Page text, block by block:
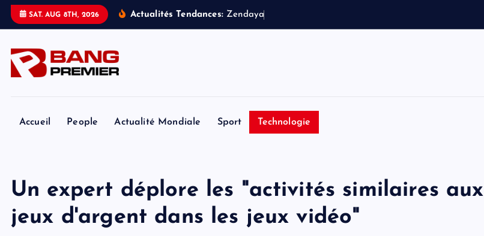
SAT. AUG 8TH, 2026 Actualités Tendances: Zendaya
Accueil People Actualité Mondiale Sport Technologie
Un expert déplore les "activités similaires aux
jeux d'argent dans les jeux vidéo"